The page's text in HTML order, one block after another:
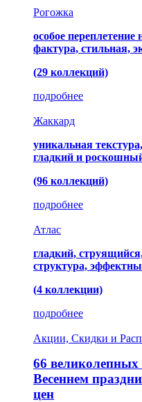
Рогожка
особое
фактура, стильная,
(29 коллекций)
подробнее
Жаккард
уникальная
гладкий и
(96 коллекций)
подробнее
Атлас
гладкий,
структура,
(4 коллекции)
подробнее
Акции, Скидки и
66
Весеннем
цен